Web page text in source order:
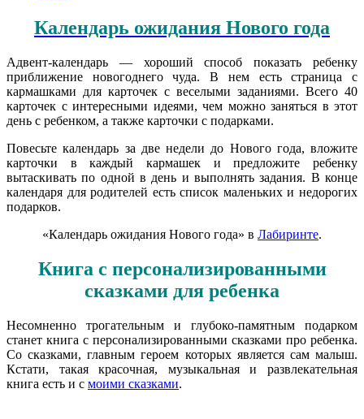
Календарь ожидания Нового года
Адвент-календарь — хороший способ показать ребенку
приближение новогоднего чуда. В нем есть страница с
кармашками для карточек с веселыми заданиями. Всего 40
карточек с интересными идеями, чем можно заняться в этот
день с ребенком, а также карточки с подарками.
Повесьте календарь за две недели до Нового года, вложите
карточки в каждый кармашек и предложите ребенку
вытаскивать по одной в день и выполнять задания. В конце
календаря для родителей есть список маленьких и недорогих
подарков.
«Календарь ожидания Нового года» в Лабиринте.
Книга с персонализированными
сказками для ребенка
Несомненно трогательным и глубоко-памятным подарком
станет книга с персонализированными сказками про ребенка.
Со сказками, главным героем которых является сам малыш.
Кстати, такая красочная, музыкальная и развлекательная
книга есть и с моими сказками.